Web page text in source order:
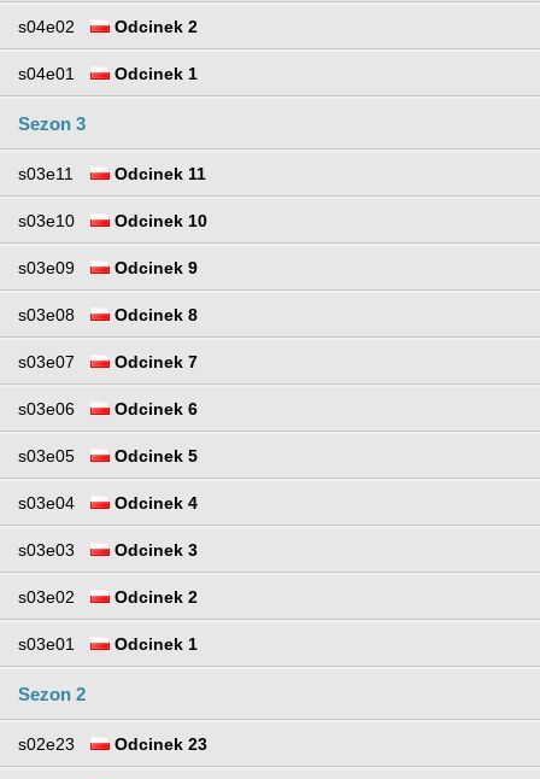
s04e02 Odcinek 2
s04e01 Odcinek 1
Sezon 3
s03e11 Odcinek 11
s03e10 Odcinek 10
s03e09 Odcinek 9
s03e08 Odcinek 8
s03e07 Odcinek 7
s03e06 Odcinek 6
s03e05 Odcinek 5
s03e04 Odcinek 4
s03e03 Odcinek 3
s03e02 Odcinek 2
s03e01 Odcinek 1
Sezon 2
s02e23 Odcinek 23